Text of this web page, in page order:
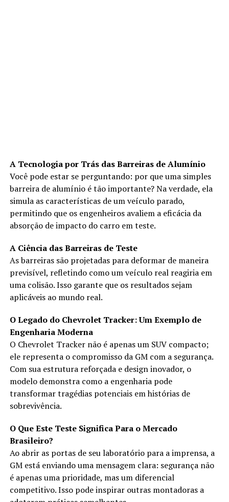
A Tecnologia por Trás das Barreiras de Alumínio
Você pode estar se perguntando: por que uma simples
barreira de alumínio é tão importante? Na verdade, ela
simula as características de um veículo parado,
permitindo que os engenheiros avaliem a eficácia da
absorção de impacto do carro em teste.
A Ciência das Barreiras de Teste
As barreiras são projetadas para deformar de maneira
previsível, refletindo como um veículo real reagiria em
uma colisão. Isso garante que os resultados sejam
aplicáveis ao mundo real.
O Legado do Chevrolet Tracker: Um Exemplo de
Engenharia Moderna
O Chevrolet Tracker não é apenas um SUV compacto;
ele representa o compromisso da GM com a segurança.
Com sua estrutura reforçada e design inovador, o
modelo demonstra como a engenharia pode
transformar tragédias potenciais em histórias de
sobrevivência.
O Que Este Teste Significa Para o Mercado
Brasileiro?
Ao abrir as portas de seu laboratório para a imprensa, a
GM está enviando uma mensagem clara: segurança não
é apenas uma prioridade, mas um diferencial
competitivo. Isso pode inspirar outras montadoras a